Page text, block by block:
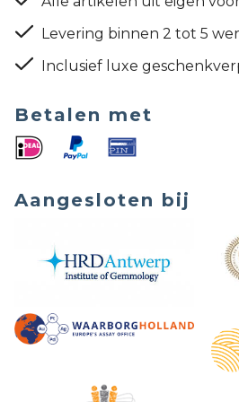
Levering binnen 2 tot 5
Inclusief luxe
Betalen met
Aangesloten bij